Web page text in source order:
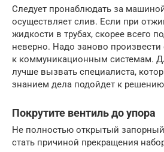
Следует пронаблюдать за
осуществляет слив. Если при
жидкости в трубах, скорее всего
неверно. Надо заново произвести
к коммуникационным системам.
лучше вызвать специалиста,
знанием дела подойдет к
Покрутите вентиль до упора
Не полностью открытый
стать причиной прекращения